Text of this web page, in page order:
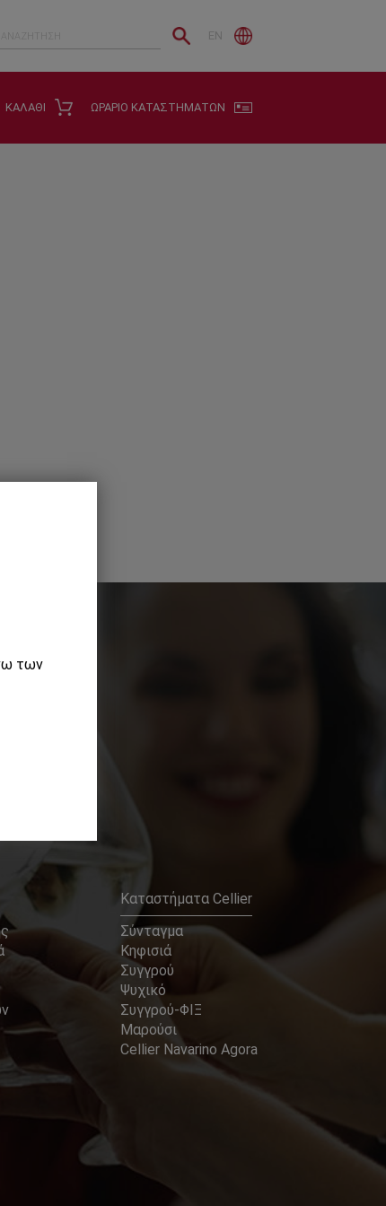
EN
ΩΡΑΡΙΟ ΚΑΤΑΣΤΗΜΑΤΩΝ
ΚΑΛΑΘΙ
Καταστήματα Cellier
Σύνταγμα
Κηφισιά
Συγγρού
Ψυχικό
Συγγρού-ΦΙΞ
Μαρούσι
Cellier Navarino Agora
των